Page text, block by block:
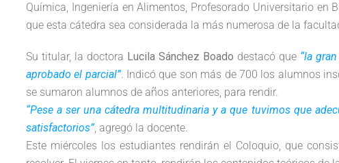
Química, Ingeniería en Alimentos, Profesorado Universitario en
que esta cátedra sea considerada la más numerosa de la
Su titular, la doctora Lucila Sánchez Boado destacó que “la
aprobado el parcial”. Indicó que son más de 700 los alumnos
se sumaron alumnos de años anteriores, para rendir.
“Pese a ser una cátedra multitudinaria y a que tuvimos que
satisfactorios”, agregó la docente.
Este miércoles los estudiantes rendirán el Coloquio, que